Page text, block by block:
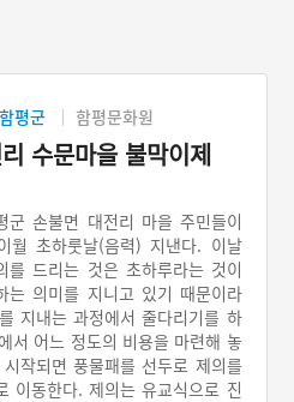
함평군 함평문화원
수문마을 불막이제
군 손불면 대전리 마을 주민들이
월 초하룻날(음력) 지낸다. 이날
를 드리는 것은 초하루라는 것이
는 의미를 지니고 있기 때문이라
지내는 과정에서 줄다리기를 하
서 어느 정도의 비용을 마련해 놓
작되면 풍물패를 선두로 제의를
이동한다. 제의는 유교식으로 진